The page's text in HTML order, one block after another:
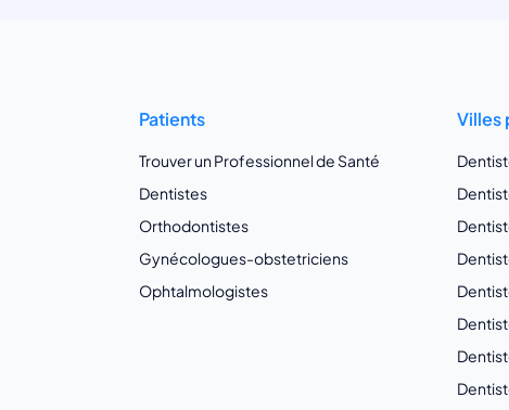
Patients
Trouver un Professionnel de Santé
Dentistes
Orthodontistes
Gynécologues-obstetriciens
Ophtalmologistes
Villes